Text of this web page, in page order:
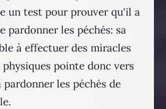
un test pour prouver qu'il a
pardonner les péchés: sa
à effectuer des miracles
pointe donc vers
pardonner les péchés de